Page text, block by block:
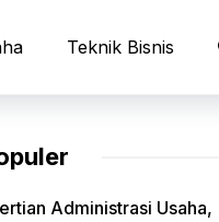
Teknik Bisnis
Administrasi Usaha,